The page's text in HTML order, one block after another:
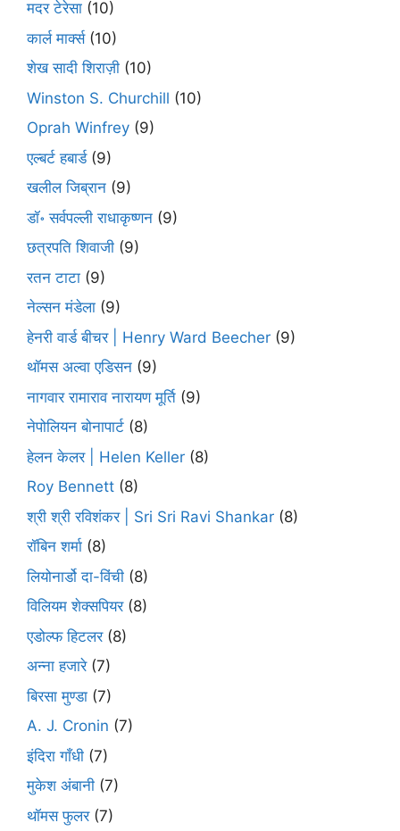
मदर टेरेसा (10)
कार्ल मार्क्स(10)
शेख सादी शिराज़ी (10)
Winston S. Churchill (10)
Oprah Winfrey (9)
एल्बर्ट हबार्ड(9)
खलील जिब्रान (9)
डॉ॰ सर्वपल्ली राधाकृष्णन (9)
छत्रपति शिवाजी (9)
रतन टाटा (9)
नेल्सन मंडेला (9)
हेनरी वार्ड बीचर | Henry Ward Beecher (9)
थॉमस अल्वा एडिसन (9)
नागवार रामाराव नारायण मूर्ति (9)
नेपोलियन बोनापार्ट (8)
हेलन केलर | Helen Keller (8)
Roy Bennett (8)
श्री श्री रविशंकर | Sri Sri Ravi Shankar (8)
रॉबिन शर्मा (8)
लियोनार्डो दा-विंची (8)
विलियम शेक्सपियर(8)
एडोल्फ हिटलर(8)
अन्ना हजारे(7)
बिरसा मुण्डा (7)
A. J. Cronin (7)
इंदिरा गाँधी (7)
मुकेश अंबानी (7)
थॉमस फुलर(7)